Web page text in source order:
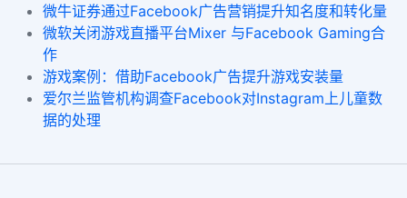
微牛证券通过Facebook广告营销提升知名度和转化量
微软关闭游戏直播平台Mixer 与Facebook Gaming合
作
游戏案例：借助Facebook广告提升游戏安装量
爱尔兰监管机构调查Facebook对Instagram上儿童数
据的处理